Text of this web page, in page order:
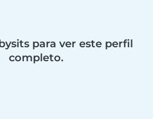
para ver este perfil
completo.